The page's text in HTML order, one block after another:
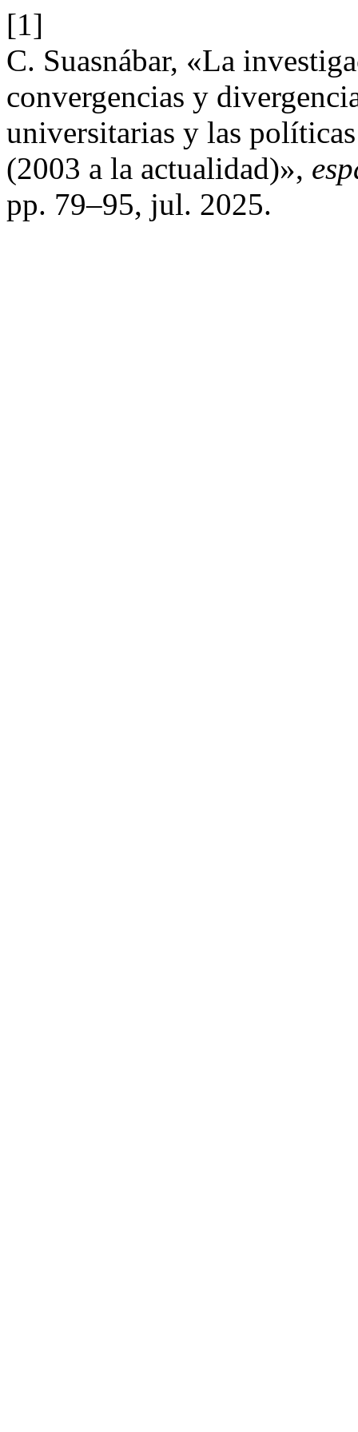
[1]
C. Suasnábar, «La
convergencias y
universitarias y las
(2003 a la actualidad)»,
pp. 79–95, jul. 2025.